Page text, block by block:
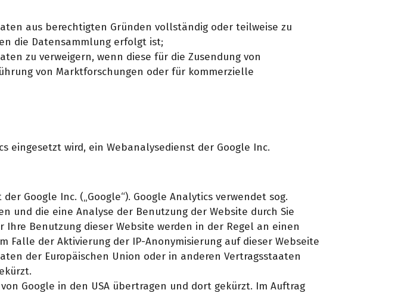
aus berechtigten Gründen vollständig oder teilweise zu
die Datensammlung erfolgt ist;
zu verweigern, wenn diese für die Zusendung von
von Marktforschungen oder für kommerzielle
eingesetzt wird, ein Webanalysedienst der Google Inc.
Google Inc. („Google“). Google Analytics verwendet sog.
und die eine Analyse der Benutzung der Website durch Sie
Benutzung dieser Website werden in der Regel an einen
Falle der Aktivierung der IP-Anonymisierung auf dieser Webseite
der Europäischen Union oder in anderen Vertragsstaaten
Google in den USA übertragen und dort gekürzt. Im Auftrag